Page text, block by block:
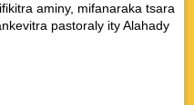
aminy, mifanaraka tsara
pastoraly ity Alahady